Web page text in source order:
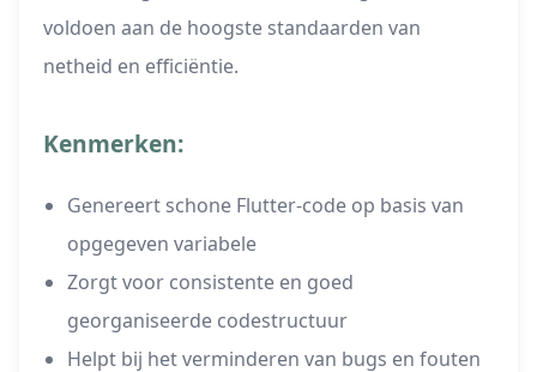
voldoen aan de hoogste standaarden van
netheid en efficiëntie.
Kenmerken:
Genereert schone Flutter-code op basis van
opgegeven variabele
Zorgt voor consistente en goed
georganiseerde codestructuur
Helpt bij het verminderen van bugs en fouten